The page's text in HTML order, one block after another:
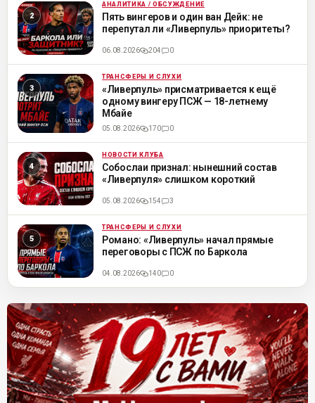
ML АНАЛИТИКА / ОБСУЖДЕНИЕ
Пять вингеров и один ван Дейк: не
перепутал ли «Ливерпуль» приоритеты?
06.08.2026 204 0
ML ТРАНСФЕРЫ И СЛУХИ
«Ливерпуль» присматривается к ещё
одному вингеру ПСЖ — 18-летнему
Мбайе
05.08.2026 170 0
ML НОВОСТИ КЛУБА
Собослаи признал: нынешний состав
«Ливерпуля» слишком короткий
05.08.2026 154 3
ML ТРАНСФЕРЫ И СЛУХИ
Романо: «Ливерпуль» начал прямые
переговоры с ПСЖ по Баркола
04.08.2026 140 0